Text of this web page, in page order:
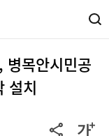
목안시민공
설치